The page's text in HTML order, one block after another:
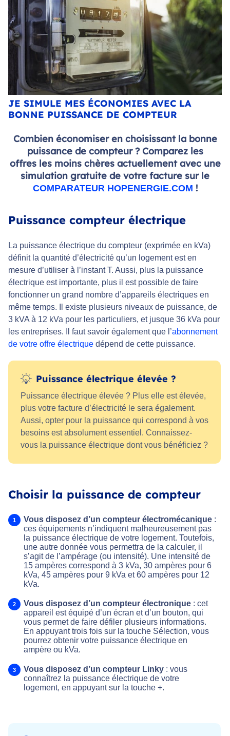
JE SIMULE MES ÉCONOMIES AVEC LA
BONNE PUISSANCE DE COMPTEUR
Combien économiser en choisissant la bonne
puissance de compteur ? Comparez les
offres les moins chères actuellement avec une
simulation gratuite de votre facture sur le
COMPARATEUR HOPENERGIE.COM !
Puissance compteur électrique
La puissance électrique du compteur (exprimée en kVa)
définit la quantité d’électricité qu’un logement est en
mesure d’utiliser à l’instant T. Aussi, plus la puissance
électrique est importante, plus il est possible de faire
fonctionner un grand nombre d’appareils électriques en
même temps. Il existe plusieurs niveaux de puissance, de
3 kVA à 12 kVa pour les particuliers, et jusque 36 kVa pour
les entreprises. Il faut savoir également que l’abonnement
de votre offre électrique dépend de cette puissance.
Puissance électrique élevée ?
Puissance électrique élevée ? Plus elle est élevée,
plus votre facture d’électricité le sera également.
Aussi, opter pour la puissance qui correspond à vos
besoins est absolument essentiel. Connaissez-
vous la puissance électrique dont vous bénéficiez ?
Choisir la puissance de compteur
Vous disposez d’un compteur électromécanique :
ces équipements n’indiquent malheureusement pas
la puissance électrique de votre logement. Toutefois,
une autre donnée vous permettra de la calculer, il
s’agit de l’ampérage (ou intensité). Une intensité de
15 ampères correspond à 3 kVa, 30 ampères pour 6
kVa, 45 ampères pour 9 kVa et 60 ampères pour 12
kVa.
Vous disposez d’un compteur électronique : cet
appareil est équipé d’un écran et d’un bouton, qui
vous permet de faire défiler plusieurs informations.
En appuyant trois fois sur la touche Sélection, vous
pourrez obtenir votre puissance électrique en
ampère ou kVa.
Vous disposez d’un compteur Linky : vous
connaîtrez la puissance électrique de votre
logement, en appuyant sur la touche +.